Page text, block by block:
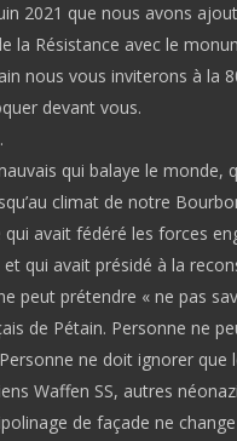
2021 que nous avons
la Résistance avec le
nous vous inviterons à la
devant vous.
qui balaye le monde,
climat de notre
qui avait fédéré les forces
et qui avait présidé à la
peut prétendre « ne pas
de Pétain. Personne ne
ne doit ignorer que
Waffen SS, autres
de façade ne